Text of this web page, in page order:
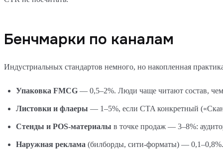
Бенчмарки по каналам
Индустриальных стандартов немного, но накопленная
Упаковка FMCG — 0,5–2%. Люди чаще читают состав,
Листовки и флаеры — 1–5%, если CTA конкретный
Стенды и POS-материалы в точке продаж — 3–8%:
Наружная реклама (билборды, сити-форматы) — 0,1–0,8%.